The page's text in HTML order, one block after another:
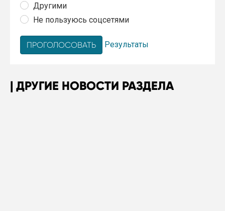
Другими
Не пользуюсь соцсетями
Результаты
ДРУГИЕ НОВОСТИ РАЗДЕЛА